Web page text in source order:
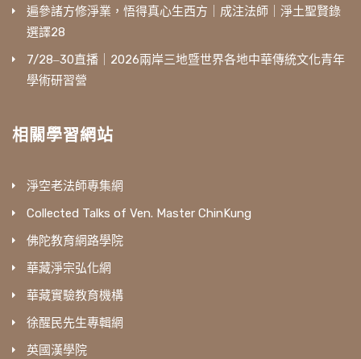
遍參諸方修淨業，悟得真心生西方｜成注法師｜淨土聖賢錄
選譯28
7/28‒30直播｜2026兩岸三地暨世界各地中華傳統文化青年
學術研習營
相關學習網站
淨空老法師專集網
Collected Talks of Ven. Master ChinKung
佛陀教育網路學院
華藏淨宗弘化網
華藏實驗教育機構
徐醒民先生專輯網
英國漢學院